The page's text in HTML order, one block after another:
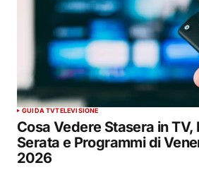
GUIDA TVTELEVISIONE
Cosa Vedere Stasera in TV,
Serata e Programmi di
2026